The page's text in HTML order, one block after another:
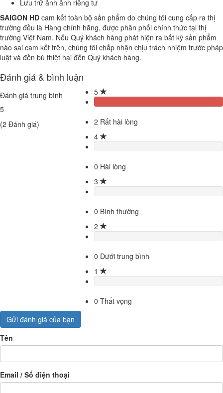
Lưu trữ ảnh ảnh riêng tư
SAIGON HD cam kết toàn bộ sản phẩm do chúng tôi cung cấp ra thị
trường đều là Hàng chính hãng, được phân phối chính thức tại thị
trường Việt Nam. Nếu Quý khách hàng phát hiện ra bất kỳ sản phẩm
nào sai cam kết trên, chúng tôi chấp nhận chịu trách nhiệm trước pháp
luật và đền bù thiệt hại đến Quý khách hàng.
Đánh giá & bình luận
Đánh giá trung bình
5
(2 Đánh giá)
5
2 Rất hài lòng
4
0 Hài lòng
3
0 Bình thường
2
0 Dưới trung bình
1
0 Thất vọng
Gửi đánh giá của bạn
Tên
Email / Số điện thoại